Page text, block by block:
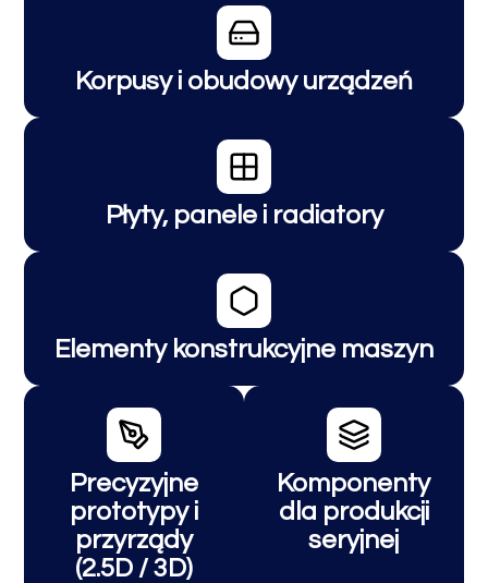
Korpusy i obudowy urządzeń
Płyty, panele i radiatory
Elementy konstrukcyjne maszyn
Precyzyjne
prototypy i
przyrządy
(2.5D / 3D)
Komponenty
dla produkcji
seryjnej